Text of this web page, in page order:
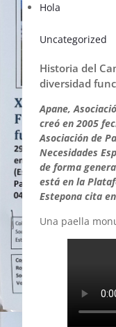
Hola
Uncategorized
Historia del
diversidad
Apane,
creó en 2005
Asociación de
Necesidades
de forma
está en la
Estepona cita
Una paella